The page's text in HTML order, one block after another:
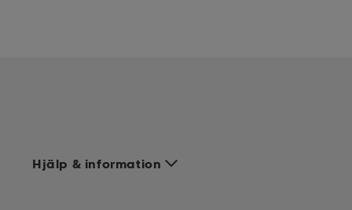
Hjälp & information